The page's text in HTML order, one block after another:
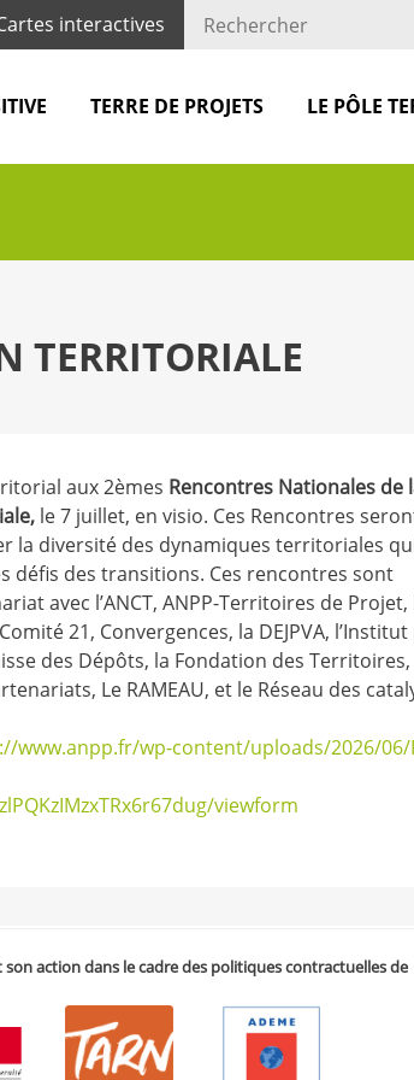
Votre
interactives
TERRE DE PROJETS LE PÔLE
TERRITORIALE
aux 2èmes Rencontres Nationales de
le 7 juillet, en visio. Ces Rencontres
la diversité des dynamiques territoriales
défis des transitions. Ces rencontres sont
avec l’ANCT, ANPP-Territoires de Projet,
21, Convergences, la DEJPVA,
des Dépôts, la Fondation des Territoires,
Le RAMEAU, et le Réseau des
www.anpp.fr/wp-content/uploads/2026/06/
viewform
son action dans le cadre des politiques contractuelles de